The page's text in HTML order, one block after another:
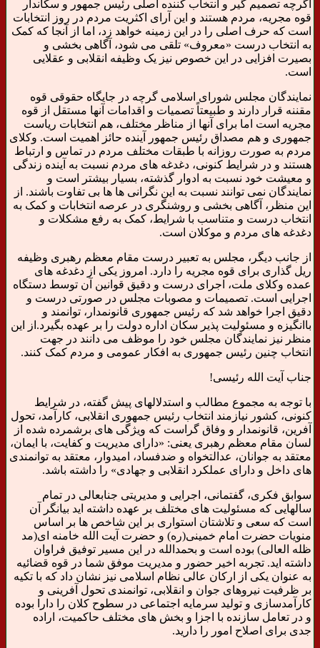
اگرچه تصمیم گیر و انتخاب کننده اصلی رئیس جمهور و سکاندار
قوه مجریه، مردم هستند و این آرای اکثریت مردم در روز انتخابات
است که حرف اصلی را در این زمینه خواهد زد، اما از آنجا که کمک
به انتخاب درست «معروف» تلقی می شود، آگاهی بخشی و
بصیرت افزایی در این خصوص نیز یک وظیفه انقلابی و عقلایی
است.
نمایندگان مجلس شورای اسلامی گرچه در جایگاه حقوقی قوه
مقننه قرار دارند و طبیعتاً تصمیات و اقدامات آنها مستقل از قوه
مجریه است اما برای آنها از مناظر مختلف، هم انتخابات ریاست
جمهوری و هم مصداق رئیس جمهور آینده حائز اهمیت است. وکلای
مردم به صورت روزانه با طبقات مختلف مردم در تماس و ارتباط
هستند و در شرایط کنونی، دغدغه های مردم نسبت به آینده زندگی
و معیشت خود نسبت به ادوار گذشته، بسیار بیشتر است و
نمایندگان نمی توانند نسبت به این نگرانی ها ها بی تفاوت باشند. از
این منظر، آگاهی بخشی و روشنگری در عرصه انتخابات و کمک به
انتخاب درست و متناسب با شرایط، کمک به رفع مشکلات و
دغدغه های مردم و موکلان است.
از جانب دیگر، مجلس به تعبیر درست مقام معظم رهبری وظیفه
ریل گذاری برای قوه مجریه را دارد. امروز یکی از دغدغه های
عمده وکلای ملت، اجرای درست و دقیق قوانین آن توسط دستگاه
اجرایی است. تصمیمات و مصوبات مجلس در صورتی درست و
دقیق اجرا خواهد شد که رئیس جمهوری قانونمدار، توانمند و
باانگیزه و مسئولیت پذیر سکان اداره دولت را بر عهده بگیرد.از این
منظر نیز نمایندگان مجلس خود را موظف می دانند در جهت
انتخاب چنین رئیس جمهوری به افکار عمومی و مردم کمک کنند.
جناب آیت الله رئیسی!
با توجه به مجموع مطالب و استدلالهای پیش گفته، در شرایط
کنونی، کشور نیازمند انتخاب رئیس جمهوری انقلابی، کارآمد، تحول
آفرین، قانونمدار و وفاق گراست که ویژگی های برشمرده شده از
لسان مقام معظم رهبری یعنی: «دارای مدیریت و کفایت، با ایمان،
معتقد به جوانان، عدالتخواه و ضدفساد، امیدوار، معتقد به توانمندی
های داخل و دارای عملکرد انقلابی و جهادی» را داشته باشد.
سوابق فکری، گفتمانی، اجرایی و مدیریتی جنابعالی در تمام
سالهایی که مسئولیت های مختلف بر عهده داشته اید بیانگر آن
است که سعی و تلاشتان استواری بر این شاخص ها بر اساس
منویات حضرت امام خمینی(ره) و حضرت آیت الله خامنه ای(مد
ظله العالی) بوده است و بحمدالله در این مسیر توفیق فراوان
داشته اید. تجربه اخیر حضور و مدیریت موفق شما در قوه قضائیه
به عنوان یکی از ارکان عالی نظام اسلامی نیز نشان داد که با تکیه
بر ظرفیت نیروهای جوان و انقلابی، توانمندی تحول آفرینی و
کارآمدسازی و تولید سرمایه اجتماعی در سطوح کلان را دارا بوده
و در تعامل سازنده با اجزا و بخش های مختلف حاکمیت، اراده
جدی برای اصلاح امور را دارید.